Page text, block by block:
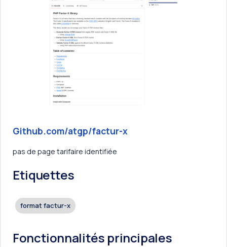
Github.com/atgp/factur-x
pas de page tarifaire identifiée
Etiquettes
format factur-x
Fonctionnalités principales